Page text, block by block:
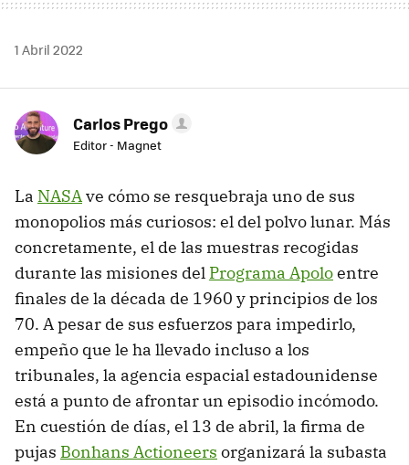
1 Abril 2022
Carlos Prego
Editor - Magnet
La NASAve cómo se resquebraja uno de sus
monopolios más curiosos: el del polvo lunar. Más
concretamente, el de las muestras recogidas
durante las misiones del Programa Apoloentre
finales de la década de 1960 y principios de los
70. A pesar de sus esfuerzos para impedirlo,
empeño que le ha llevado incluso a los
tribunales, la agencia espacial estadounidense
está a punto de afrontar un episodio incómodo.
En cuestión de días, el 13 de abril, la firma de
pujas Bonhans Actioneers organizará la subasta